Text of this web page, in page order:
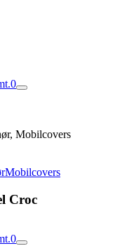
0
Mobilcovers
Mobilcovers
Croc
0